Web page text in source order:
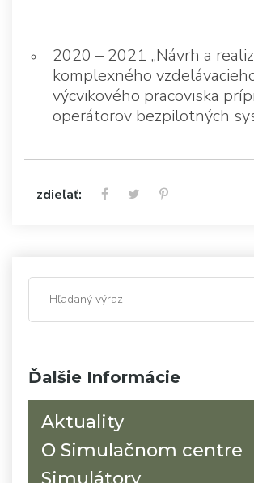
Ďalšie Informácie
Aktuality
O Simulačnom centre
Simulátory
2020 – 2021 „Návrh a
komplexného
výcvikového pracoviska
operátorov bezpilotných
zdieľať: